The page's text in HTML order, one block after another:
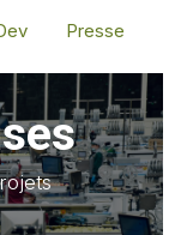
Presse